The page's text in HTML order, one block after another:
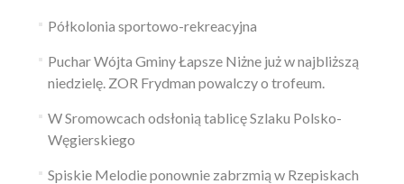
Półkolonia sportowo-rekreacyjna
Puchar Wójta Gminy Łapsze Niżne już w najbliższą
niedzielę. ZOR Frydman powalczy o trofeum.
W Sromowcach odsłonią tablicę Szlaku Polsko-
Węgierskiego
Spiskie Melodie ponownie zabrzmią w Rzepiskach